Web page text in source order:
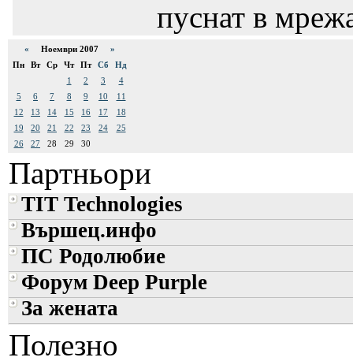
пуснат в
« Ноември 2007 »
Пн
Вт Ср Чт Пт Сб
Нд
1
2 3
4
5
6 7 8 9 10
11
12
13 14 15 16 17
18
19
20 21 22 23 24
25
26
27 28 29 30
Партньори
TIT Technologies
Вършец.инфо
ПС Родолюбие
Форум Deep Purple
За жената
Полезно